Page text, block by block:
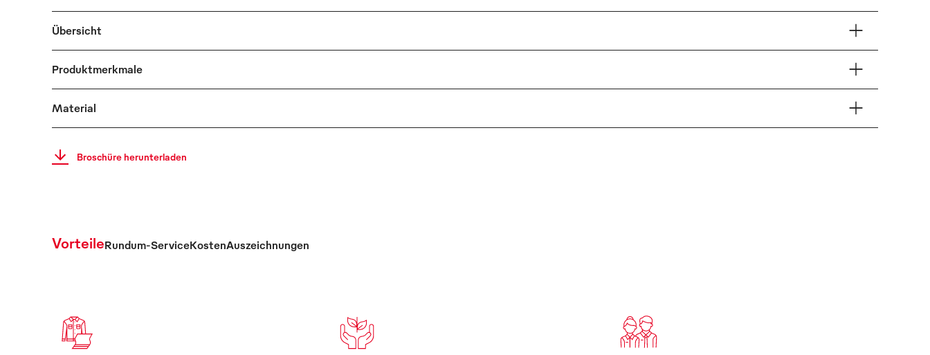
Übersicht
Produktmerkmale
Material
Broschüre herunterladen
VorteileRundum-ServiceKostenAuszeichnungen